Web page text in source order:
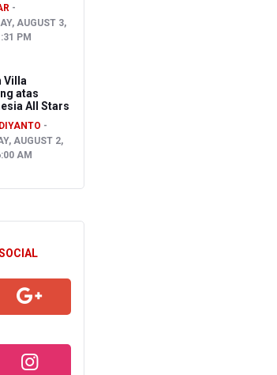
AUGUST 3,
PM
Villa
atas
All Stars
AUGUST 2,
AM